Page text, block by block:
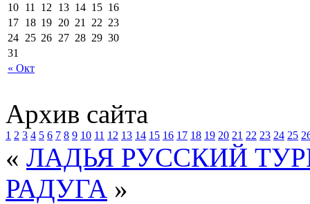
« Окт
10 11 12 13 14 15 16
17 18 19 20 21 22 23
24 25 26 27 28 29 30
31
Архив сайта
1 2 3 4 5 6 7 8 9 10 11 12 13 14 15 16 17 18 19 20 21 22 23 24 25
« ЛАДЬЯ РУССКИЙ
РАДУГА »